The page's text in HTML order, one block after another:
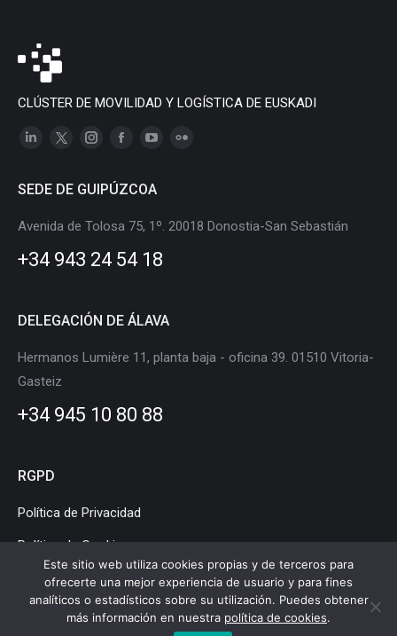
CLÚSTER DE MOVILIDAD Y LOGÍSTICA DE EUSKADI
Linkedin
opens
window
X
opens
window
Instagram
opens
in
window
opens
in
window
opens
in
window
in
SEDE DE GUIPÚZCOA
Avenida de Tolosa 75, 1º. 20018 Donostia-San Sebastián
+34 943 24 54 18
DELEGACIÓN DE ÁLAVA
Hermanos Lumière 11, planta baja - oficina 39. 01510 Vitoria-
Gasteiz
+34 945 10 80 88
RGPD
Política de Privacidad
Política de Cookies
Aviso Legal
Este sitio web utiliza cookies propias y de terceros para
ofrecerte una mejor experiencia de usuario y para fines
analíticos o estadísticos sobre su utilización. Puedes obtener
más información en nuestra política de cookies.